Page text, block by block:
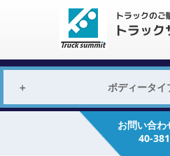
ボディータイ
お問い合わ
40-